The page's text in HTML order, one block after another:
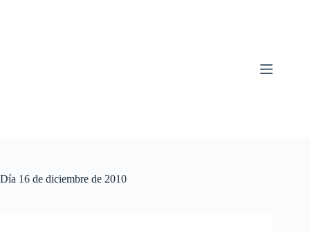
Día 16 de diciembre de 2010